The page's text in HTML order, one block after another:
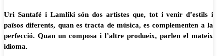
Uri Santafé i Lamliki són dos artistes que, tot i venir d’estils i
països diferents, quan es tracta de música, es complementen a la
perfecció. Quan un composa i l’altre produeix, parlen el mateix
idioma.